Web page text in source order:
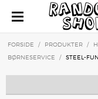
FORSIDE / PRODUKTER /
BØRNESERVICE
/ STEEL-